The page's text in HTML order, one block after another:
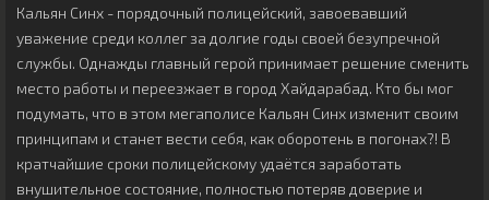
Кальян Синх - порядочный полицейский, завоевавший
уважение среди коллег за долгие годы своей безупречной
службы. Однажды главный герой принимает решение сменить
место работы и переезжает в город Хайдарабад. Кто бы мог
подумать, что в этом мегаполисе Кальян Синх изменит своим
принципам и станет вести себя, как оборотень в погонах?! В
кратчайшие сроки полицейскому удаётся заработать
внушительное состояние, полностью потеряв доверие и